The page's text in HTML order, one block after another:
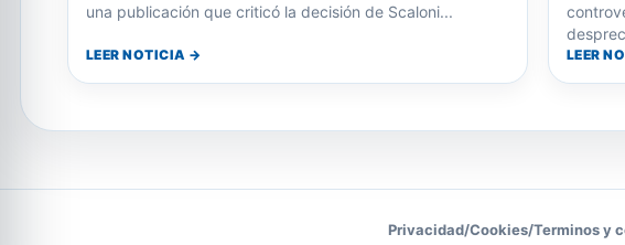
una publicación que criticó la decisión de Scaloni...
LEER NOTICIA → LEER
Privacidad/Cookies/Terminos y